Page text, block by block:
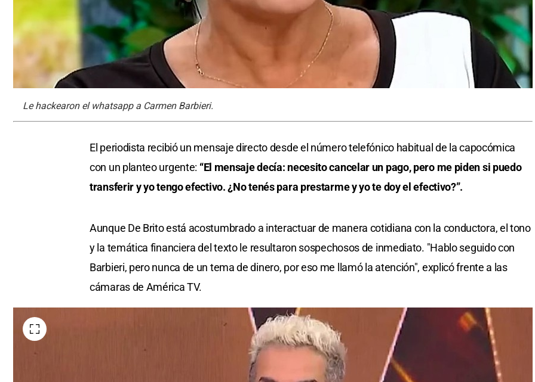
Le hackearon el whatsapp a Carmen Barbieri.
El periodista recibió un mensaje directo desde el número telefónico habitual de la capocómica
con un planteo urgente: “El mensaje decía: necesito cancelar un pago, pero me piden si puedo
transferir y yo tengo efectivo. ¿No tenés para prestarme y yo te doy el efectivo?”.
Aunque De Brito está acostumbrado a interactuar de manera cotidiana con la conductora, el tono
y la temática financiera del texto le resultaron sospechosos de inmediato. "Hablo seguido con
Barbieri, pero nunca de un tema de dinero, por eso me llamó la atención", explicó frente a las
cámaras de América TV.